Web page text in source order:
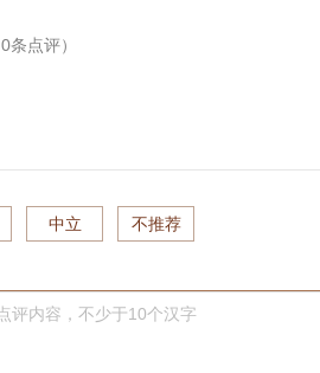
0条点评）
中立 不推荐
评内容，不少于10个汉字